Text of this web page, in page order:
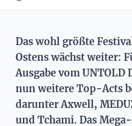
Das wohl größte
Ostens wächst weiter:
Ausgabe vom UNTOLD
nun weitere Top-Acts
darunter Axwell,
und Tchami. Das